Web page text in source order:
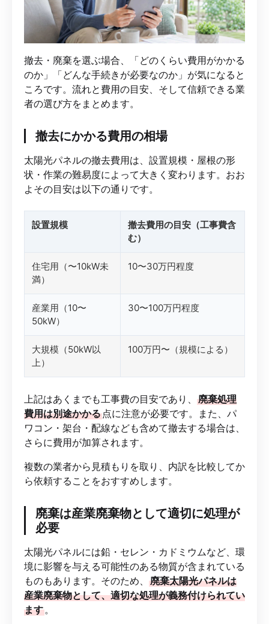
撤去・廃棄を選ぶ場合、「どのくらい費用がかかる
のか」「どんな手続きが必要なのか」が気になると
ころです。流れと費用の目安、そして信頼できる業
者の選び方をまとめます。
撤去にかかる費用の相場
太陽光パネルの撤去費用は、設置規模・屋根の形
状・作業の難易度によって大きく変わります。おお
よその目安は以下の通りです。
設置規模
撤去費用の目安（工事費含
む）
住宅用（〜10kW未
満）
10〜30万円程度
産業用（10〜
50kW）
30〜100万円程度
大規模（50kW以
上）
100万円〜（規模による）
上記はあくまでも工事費の目安であり、 廃棄処理
費用は別途かかる 点に注意が必要です。また、パ
ワコン・架台・配線なども含めて撤去する場合は、
さらに費用が加算されます。
複数の業者から見積もりを取り、内訳を比較してか
ら依頼することをおすすめします。
廃棄は産業廃棄物として適切に処理が
必要
太陽光パネルには鉛・セレン・カドミウムなど、環
境に影響を与える可能性のある物質が含まれている
ものもあります。そのため、 廃棄太陽光パネルは
産業廃棄物として、適切な処理が義務付けられてい
ます。